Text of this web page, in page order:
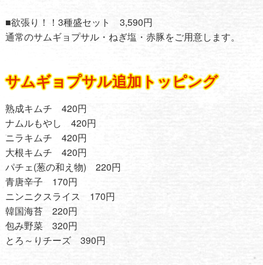
■欲張り！！3種盛セット 3,590円
通常のサムギョプサル・ねぎ塩・赤豚をご用意します。
サムギョプサル追加トッピング
熟成キムチ 420円
ナムルもやし 420円
ニラキムチ 420円
大根キムチ 420円
パチェ(葱の和え物) 220円
青唐辛子 170円
ニンニクスライス 170円
韓国海苔 220円
包み野菜 320円
とろ～りチーズ 390円